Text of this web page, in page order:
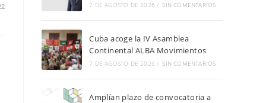
7 DE AGOSTO DE 2026 / SIN COMENTARIOS
Cuba acoge la IV Asamblea
Continental ALBA Movimientos
7 DE AGOSTO DE 2026 / SIN COMENTARIOS
Amplían plazo de convocatoria a